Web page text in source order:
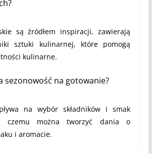
są źródłem inspiracji, zawierają
sztuki kulinarnej, które pomogą
kulinarne.
sezonowość na gotowanie?
na wybór składników i smak
czemu można tworzyć dania o
i aromacie.